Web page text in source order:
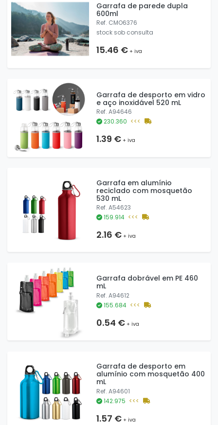
Garrafa de parede dupla
600ml
Ref. CMO6376
stock sob consulta
15.46 €+ iva
Garrafa de desporto em vidro
e aço inoxidável 520 mL
Ref. A94646
230.360 <<<
1.39 €+ iva
Garrafa em alumínio
reciclado com mosquetão
530 mL
Ref. A54623
159.914 <<<
2.16 €+ iva
Garrafa dobrável em PE 460
mL
Ref. A94612
155.684 <<<
0.54 €+ iva
Garrafa de desporto em
alumínio com mosquetão 400
mL
Ref. A94601
142.975 <<<
1.57 €+ iva